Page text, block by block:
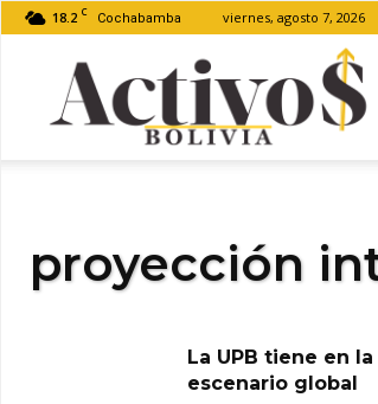
18.2 C Cochabamba viernes, agosto 7, 2026
proyección
La UPB tiene en
escenario global